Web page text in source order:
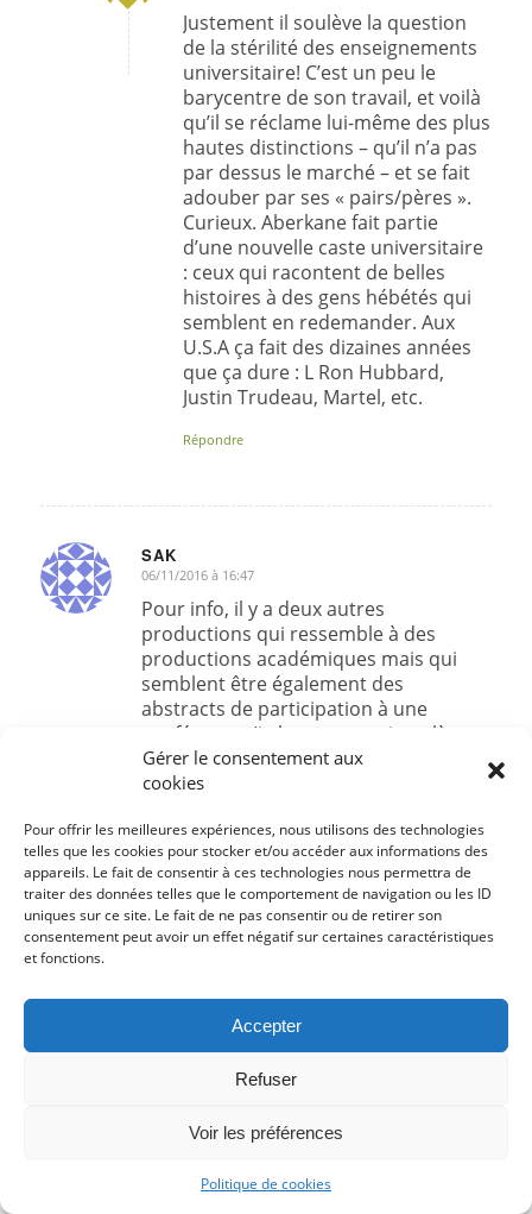
Gérer le consentement aux
cookies
Pour offrir les meilleures expériences, nous utilisons des technologies
telles que les cookies pour stocker et/ou accéder aux informations des
appareils. Le fait de consentir à ces technologies nous permettra de
traiter des données telles que le comportement de navigation ou les ID
uniques sur ce site. Le fait de ne pas consentir ou de retirer son
consentement peut avoir un effet négatif sur certaines caractéristiques
et fonctions.
Accepter
Refuser
Voir les préférences
Politique de cookies
Justement il soulève la question
de la stérilité des enseignements
universitaire! C’est un peu le
barycentre de son travail, et voilà
qu’il se réclame lui-même des plus
hautes distinctions – qu’il n’a pas
par dessus le marché – et se fait
adouber par ses « pairs/pères ».
Curieux. Aberkane fait partie
d’une nouvelle caste universitaire
: ceux qui racontent de belles
histoires à des gens hébétés qui
semblent en redemander. Aux
U.S.A ça fait des dizaines années
que ça dure : L Ron Hubbard,
Justin Trudeau, Martel, etc.
Répondre
SAK
dit
:
06/11/2016 à 16:47
Pour info, il y a deux autres
productions qui ressemble à des
productions académiques mais qui
semblent être également des
abstracts de participation à une
conférence. (je les communique là par
soucis d’être exhaustif).
La conf en question:
les articles:
1.https://hal.archives-ouvertes.fr/hal-
01291105/document
2.http://www.cee.usb.ve/CS-
DC/Conference-Aberkane.pdf
hallucinant de vacuité, bien en deçà de
n’importe quelle prod académique je
ne connais. Quant à la participation à
la conf, il y a des disciplines où ça
donc ça peut être quand même qqch
en sa faveur. Celà-dit je connais pas du
tout cette conf, donc je sais pas si c’est
un truc réputé ou bien une fumisterie.